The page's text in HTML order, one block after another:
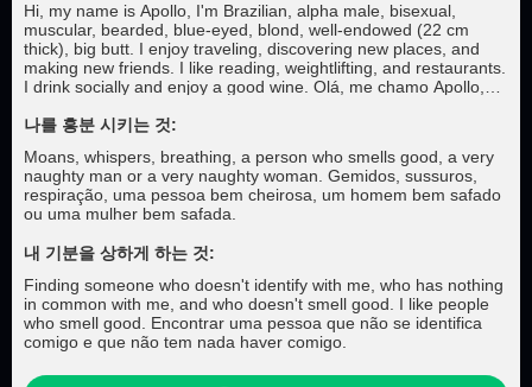
Hi, my name is Apollo, I'm Brazilian, alpha male, bisexual,
muscular, bearded, blue-eyed, blond, well-endowed (22 cm
thick), big butt. I enjoy traveling, discovering new places, and
making new friends. I like reading, weightlifting, and restaurants.
I drink socially and enjoy a good wine. Olá, me chamo Apollo,
olhos azuis, loiro, bem dotado, 22 cm grosso, bundudo. Gosto
Gosto de leitura, de musculação, de restaurantes. Bebo
socialmente, gosto de um bom vinho.
나를 흥분 시키는 것:
Moans, whispers, breathing, a person who smells good, a very
naughty man or a very naughty woman. Gemidos, sussuros,
respiração, uma pessoa bem cheirosa, um homem bem safado
ou uma mulher bem safada.
내 기분을 상하게 하는 것:
Finding someone who doesn't identify with me, who has nothing
in common with me, and who doesn't smell good. I like people
who smell good. Encontrar uma pessoa que não se identifica
comigo e que não tem nada haver comigo.